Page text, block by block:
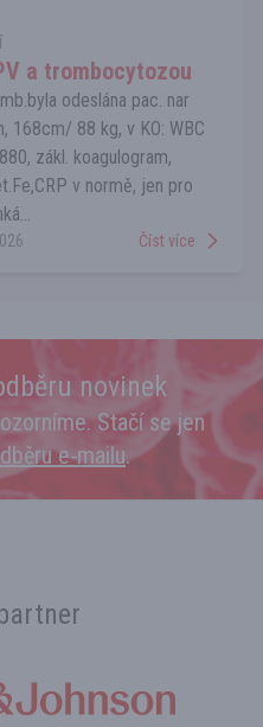
a trombocytozou
odeslána pac. nar
168cm/ 88 kg, v KO: WBC
zákl. koagulogram,
v normě, jen pro
Číst více
novinek
Stačí se jen
e‑mailu.